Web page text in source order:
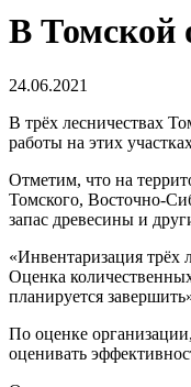
В Томской
24.06.2021
В трёх лесничествах
работы на этих
Отметим, что на
Томского, Восточно-
запас древесины и
«Инвентаризация трёх
Оценка
планируется
По оценке
оценивать